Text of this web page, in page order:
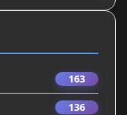
163
136